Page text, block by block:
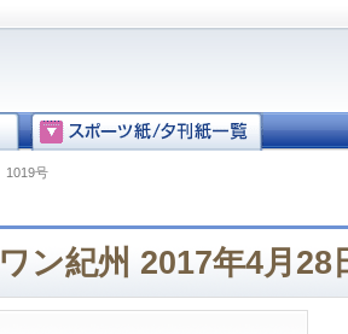
1019号
ン紀州 2017年4月